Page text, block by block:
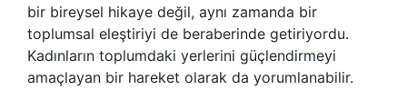
bir bireysel hikaye değil, aynı zamanda bir
toplumsal eleştiriyi de beraberinde getiriyordu.
Kadınların toplumdaki yerlerini güçlendirmeyi
amaçlayan bir hareket olarak da yorumlanabilir.